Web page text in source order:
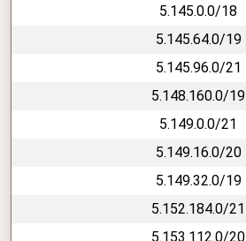
5.145.0.0/18
5.145.64.0/19
5.145.96.0/21
5.148.160.0/19
5.149.0.0/21
5.149.16.0/20
5.149.32.0/19
5.152.184.0/21
5.153.112.0/20